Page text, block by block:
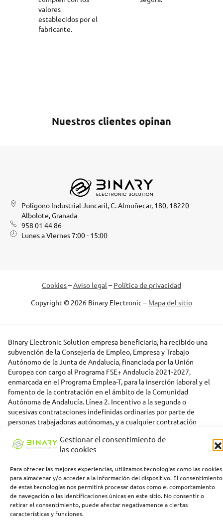
Gestionar el consentimiento de
las cookies
Para ofrecer las mejores experiencias, utilizamos tecnologías como las cookies
para almacenar y/o acceder a la información del dispositivo. El consentimiento
de estas tecnologías nos permitirá procesar datos como el comportamiento
de navegación o las identificaciones únicas en este sitio. No consentir o
retirar el consentimiento, puede afectar negativamente a ciertas
características y funciones.
valores
establecidos por el
fabricante.
Nuestros clientes opinan
Polígono Industrial Juncaril, C. Almuñecar, 180, 18220
Albolote, Granada
958 01 44 86
Lunes a VIernes 7:00 - 15:00
Cookies–Aviso legal – Política de privacidad
Copyright © 2026 Binary Electronic – Mapa del sitio
Binary Electronic Solution empresa beneficiaria, ha recibido una
subvención de la Consejería de Empleo, Empresa y Trabajo
Autónomo de la Junta de Andalucía, financiada por la Unión
Europea con cargo al Programa FSE+ Andalucía 2021-2027,
enmarcada en el Programa Emplea-T, para la inserción laboral y el
fomento de la contratación en el ámbito de la Comunidad
Autónoma de Andalucía. Línea 2. Incentivo a la segunda o
sucesivas contrataciones indefinidas ordinarias por parte de
personas trabajadoras autónomas, y a cualquier contratación